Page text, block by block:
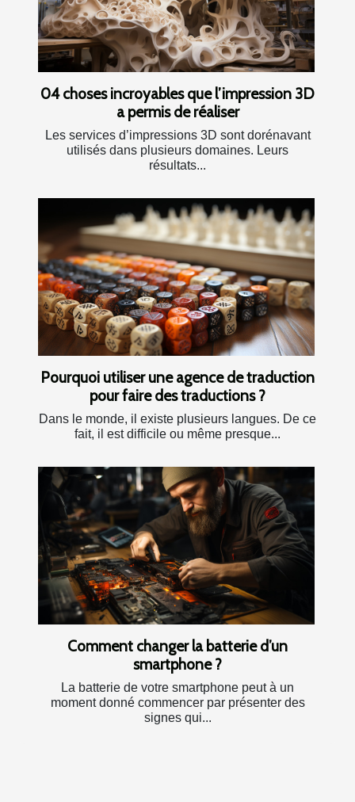
04 choses incroyables que l’impression 3D
a permis de réaliser
Les services d’impressions 3D sont dorénavant
utilisés dans plusieurs domaines. Leurs
résultats...
Pourquoi utiliser une agence de traduction
pour faire des traductions ?
Dans le monde, il existe plusieurs langues. De ce
fait, il est difficile ou même presque...
Comment changer la batterie d’un
smartphone ?
La batterie de votre smartphone peut à un
moment donné commencer par présenter des
signes qui...